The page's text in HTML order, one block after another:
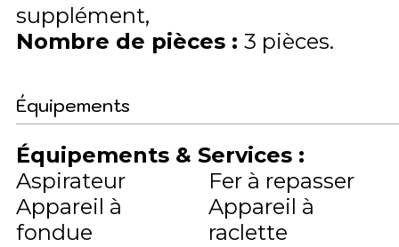
supplément
Nombre de pièces : 3 pièces
Équipements
Équipements & Services :
Aspirateur
Fer à repasser
Appareil à
fondue
Appareil à
raclette